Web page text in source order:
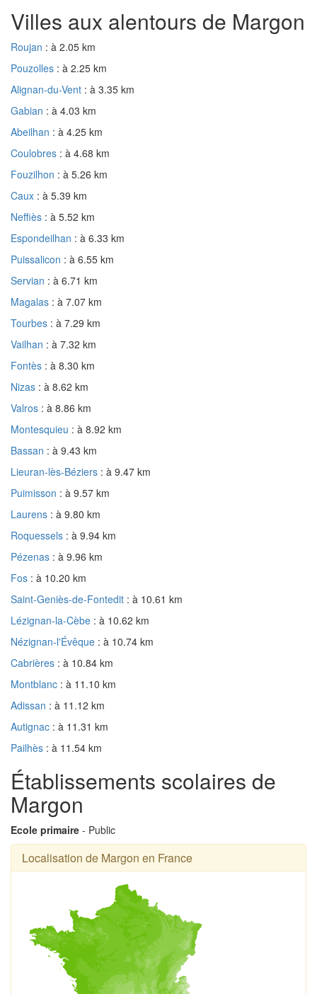
Villes aux alentours de Margon
Roujan : à 2.05 km
Pouzolles : à 2.25 km
Alignan-du-Vent : à 3.35 km
Gabian : à 4.03 km
Abeilhan : à 4.25 km
Coulobres : à 4.68 km
Fouzilhon : à 5.26 km
Caux : à 5.39 km
Neffiès : à 5.52 km
Espondeilhan : à 6.33 km
Puissalicon : à 6.55 km
Servian : à 6.71 km
Magalas : à 7.07 km
Tourbes : à 7.29 km
Vailhan : à 7.32 km
Fontès : à 8.30 km
Nizas : à 8.62 km
Valros : à 8.86 km
Montesquieu : à 8.92 km
Bassan : à 9.43 km
Lieuran-lès-Béziers : à 9.47 km
Puimisson : à 9.57 km
Laurens : à 9.80 km
Roquessels : à 9.94 km
Pézenas : à 9.96 km
Fos : à 10.20 km
Saint-Geniès-de-Fontedit : à 10.61 km
Lézignan-la-Cèbe : à 10.62 km
Nézignan-l'Évêque : à 10.74 km
Cabrières : à 10.84 km
Montblanc : à 11.10 km
Adissan : à 11.12 km
Autignac : à 11.31 km
Pailhès : à 11.54 km
Établissements scolaires de
Margon
Ecole primaire - Public
Localisation de Margon en France